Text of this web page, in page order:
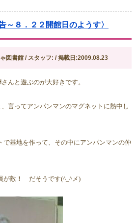
～８．２２開館日のようす〉
図書館 / スタッフ: / 掲載日:2009.08.23
さんと遊ぶのが大好きです。
言ってアンパンマンのマグネットに熱中し
で基地を作って、その中にアンパンマンの仲
が敵！ だそうです(^_^メ)